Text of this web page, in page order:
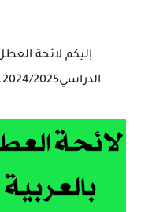
الدراسي2024/2025. باللغتين العربية والفرنسية.